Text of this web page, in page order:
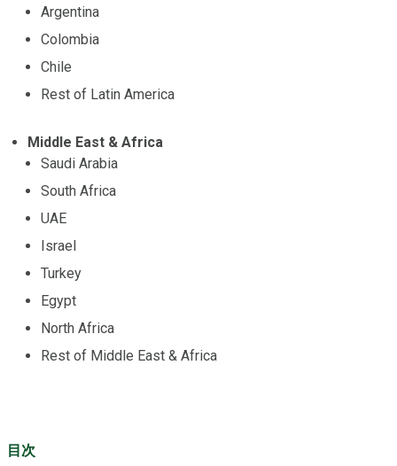
Argentina
Colombia
Chile
Rest of Latin America
Middle East & Africa
Saudi Arabia
South Africa
UAE
Israel
Turkey
Egypt
North Africa
Rest of Middle East & Africa
目次